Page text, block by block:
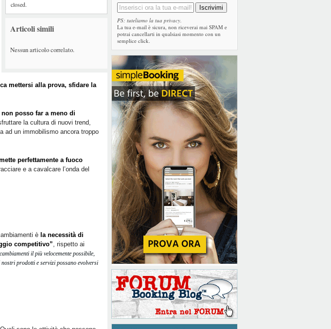
closed.
Articoli simili
Nessun articolo correlato.
mettersi alla prova, sfidare la
non posso far a meno di
la cultura di nuovi trend,
ad un immobilismo ancora troppo
perfettamente a fuoco
e a cavalcare l’onda del
è la necessità di
competitivo”, rispetto ai
il più velocemente possibile,
prodotti e servizi possano evolversi
PS: tuteliamo la tua privacy.
La tua e-mail è sicura, non riceverai mai SPAM e
potrai cancellarti in qualsiasi momento con un
semplice click.